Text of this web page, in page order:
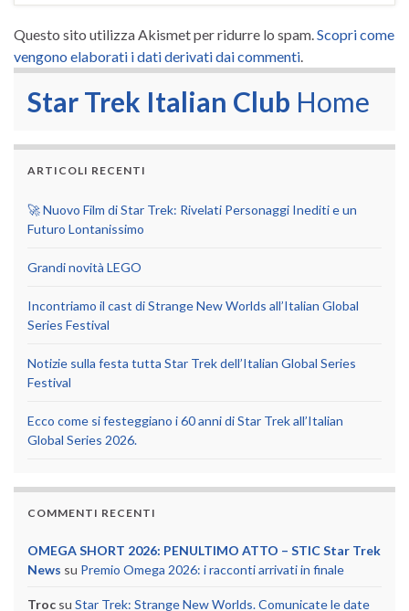
Questo sito utilizza Akismet per ridurre lo spam.Scopri come
vengono elaborati i dati derivati dai commenti.
Star Trek Italian Club Home
ARTICOLI RECENTI
🚀 Nuovo Film di Star Trek: Rivelati Personaggi Inediti e un
Futuro Lontanissimo
Grandi novità LEGO
Incontriamo il cast di Strange New Worlds all’Italian Global
Series Festival
Notizie sulla festa tutta Star Trek dell’Italian Global Series
Festival
Ecco come si festeggiano i 60 anni di Star Trek all’Italian
Global Series 2026.
COMMENTI RECENTI
OMEGA SHORT 2026: PENULTIMO ATTO – STIC Star Trek
News su Premio Omega 2026: i racconti arrivati in finale
Troc su Star Trek: Strange New Worlds. Comunicate le date